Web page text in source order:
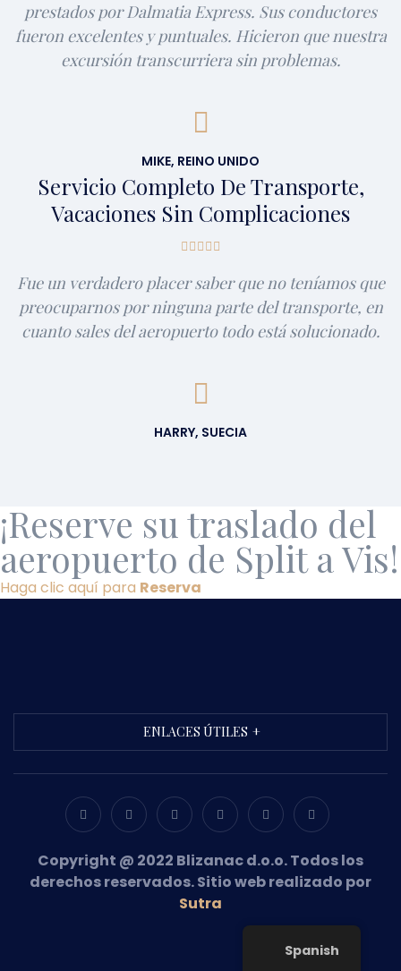
prestados por Dalmatia Express. Sus conductores
fueron excelentes y puntuales. Hicieron que nuestra
excursión transcurriera sin problemas.
MIKE, REINO UNIDO
Servicio Completo De Transporte,
Vacaciones Sin Complicaciones
Fue un verdadero placer saber que no teníamos que
preocuparnos por ninguna parte del transporte, en
cuanto sales del aeropuerto todo está solucionado.
HARRY, SUECIA
¡Reserve su traslado del
aeropuerto de Split a Vis!
Haga clic aquí para Reserva
ENLACES ÚTILES
Copyright @ 2022 Blizanac d.o.o. Todos los
derechos reservados. Sitio web realizado por
Sutra
Spanish